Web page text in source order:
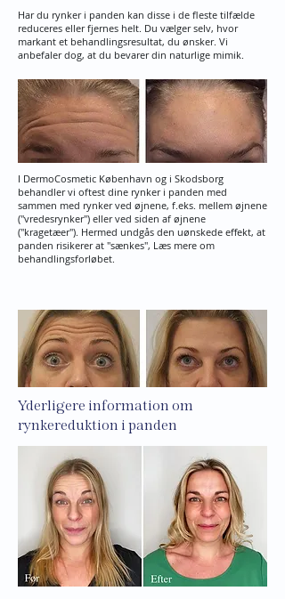
Har du rynker i panden kan disse i de fleste tilfælde
reduceres eller fjernes helt. Du vælger selv, hvor
markant et behandlingsresultat, du ønsker. Vi
anbefaler dog, at du bevarer din naturlige mimik.
I DermoCosmetic København og i Skodsborg
behandler vi oftest dine rynker i panden med
sammen med rynker ved øjnene, f.eks. mellem øjnene
("vredesrynker") eller ved siden af øjnene
("kragetæer"). Hermed undgås den uønskede effekt, at
panden risikerer at "sænkes", Læs mere om
behandlingsforløbet.​​
Yderligere information om
rynkereduktion i panden